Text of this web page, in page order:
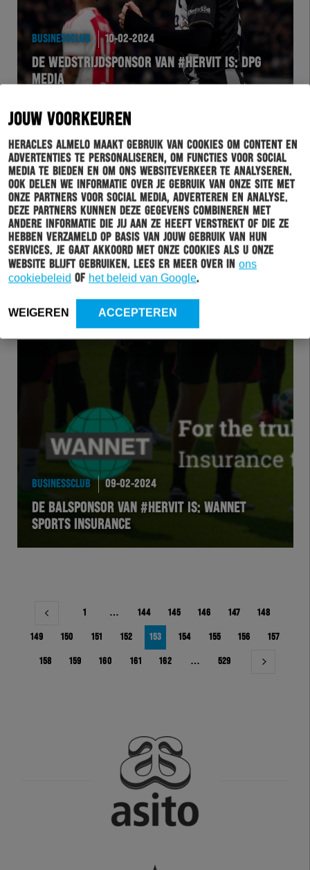
JOUW VOORKEUREN
Heracles Almelo maakt gebruik van cookies om content en
advertenties te personaliseren, om functies voor social
media te bieden en om ons websiteverkeer te analyseren.
Ook delen we informatie over je gebruik van onze site met
onze partners voor social media, adverteren en analyse.
Deze partners kunnen deze gegevens combineren met
andere informatie die jij aan ze heeft verstrekt of die ze
hebben verzameld op basis van jouw gebruik van hun
services. Je gaat akkoord met onze cookies als u onze
website blijft gebruiken. Lees er meer over in ons
cookiebeleid of het beleid van Google.
WEIGEREN ACCEPTEREN
BUSINESSCLUB 10-02-2024
DE WEDSTRIJDSPONSOR VAN #HERVIT IS: DPG
MEDIA
HERACLES 09-02-2024
DE KEERSMAECKER: “HET MOET ONZE KANT
WEER OPVALLEN”
BUSINESSCLUB 09-02-2024
DE BALSPONSOR VAN #HERVIT IS: WANNET
SPORTS INSURANCE
Berichtnavigatie
1 … 144 145 146 147 148
149 150 151 152 153 154 155 156 157
158 159 160 161 162 … 529